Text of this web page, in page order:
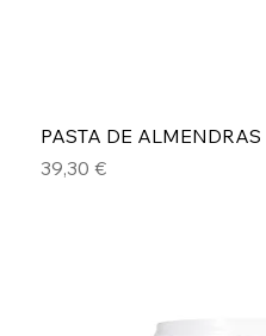
PASTA DE ALMENDRAS
Precio
39,30 €